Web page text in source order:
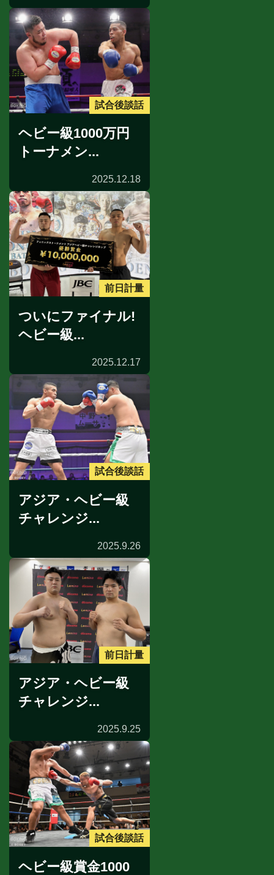
試合後談話
ヘビー級1000万円
トーナメン...
2025.12.18
前日計量
ついにファイナル!
ヘビー級...
2025.12.17
試合後談話
アジア・ヘビー級
チャレンジ...
2025.9.26
前日計量
アジア・ヘビー級
チャレンジ...
2025.9.25
試合後談話
ヘビー級賞金1000